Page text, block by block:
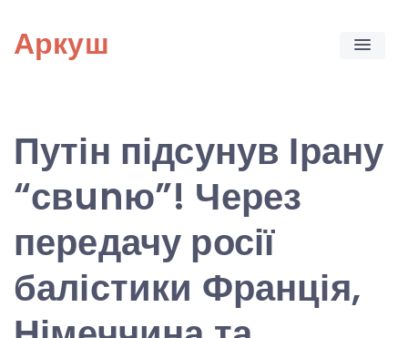
content
Аркуш
Путін підсунув Ірану
“свunю”! Через
передачу росії
балістики Франція,